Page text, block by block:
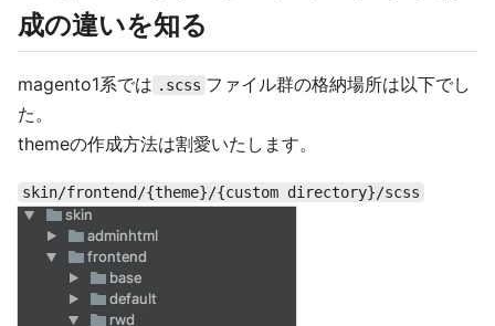
成の違いを知る
magento1系では .scss ファイル群の格納場所は以下でし
た。
themeの作成方法は割愛いたします。
skin/frontend/{theme}/{custom directory}/scss